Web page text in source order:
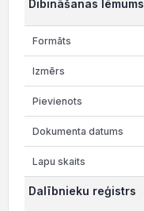
Dibināšanas lēmums
Dalībnieku reģistrs